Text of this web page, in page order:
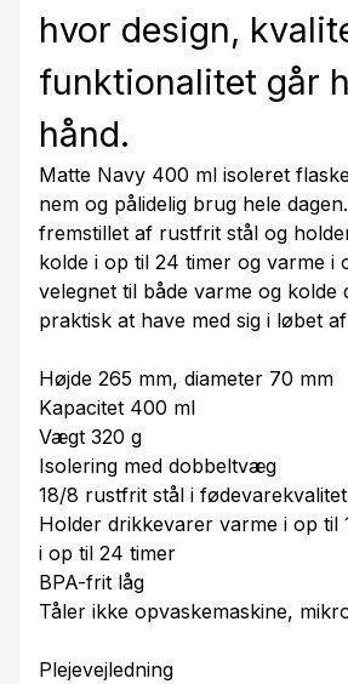
hvor design,
funktionalitet går
hånd.
Matte Navy 400 ml isoleret
nem og pålidelig brug hele
fremstillet af rustfrit stål og
kolde i op til 24 timer og varme i
velegnet til både varme og kolde
praktisk at have med sig i løbet
Højde 265 mm, diameter 70 mm
Kapacitet 400 ml
Vægt 320 g
Isolering med dobbeltvæg
18/8 rustfrit stål i fødevarekvalitet
Holder drikkevarer varme i op til
i op til 24 timer
BPA-frit låg
Tåler ikke opvaskemaskine,
Plejevejledning